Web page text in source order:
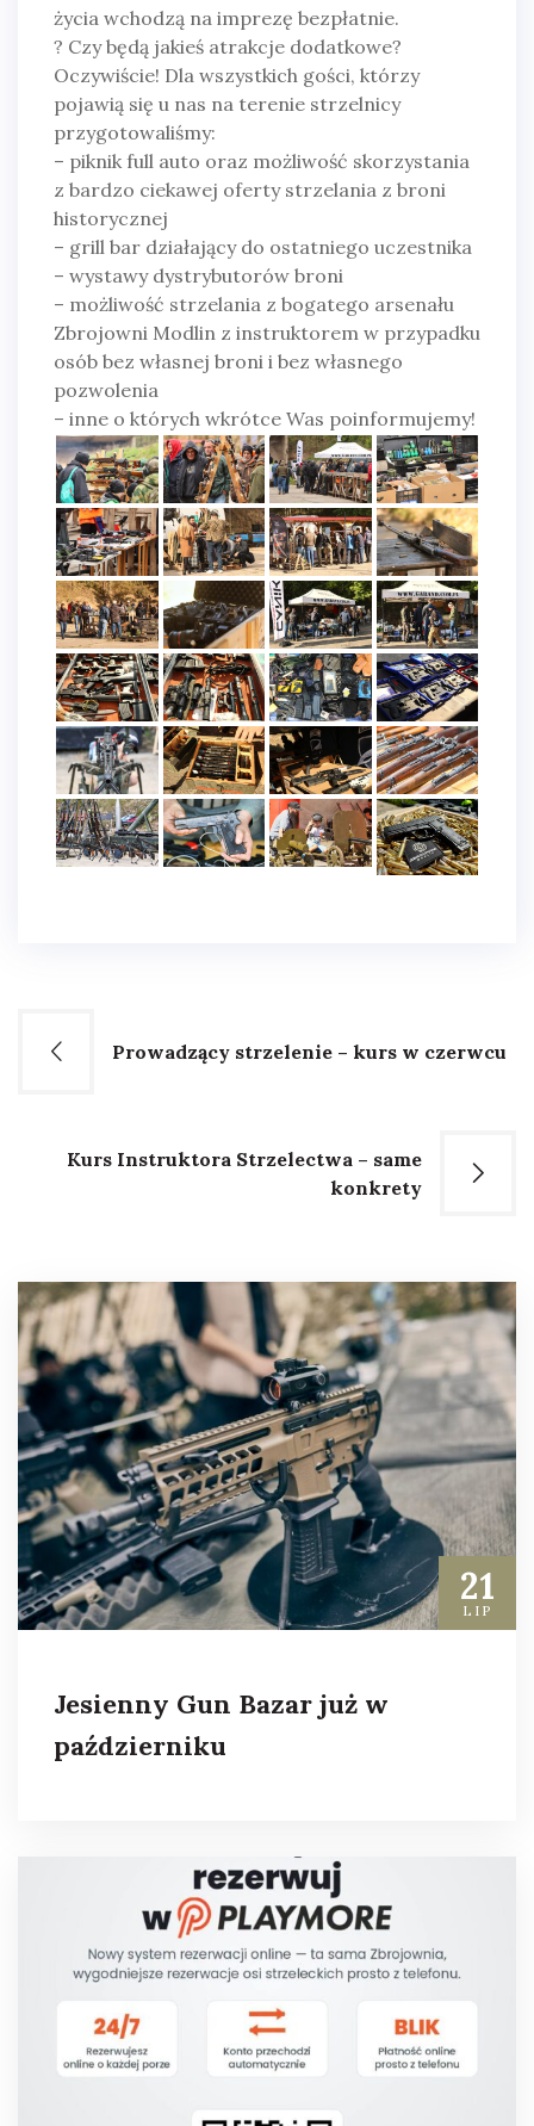
życia wchodzą na imprezę bezpłatnie.
? Czy będą jakieś atrakcje dodatkowe?
Oczywiście! Dla wszystkich gości, którzy
pojawią się u nas na terenie strzelnicy
przygotowaliśmy:
– piknik full auto oraz możliwość skorzystania
z bardzo ciekawej oferty strzelania z broni
historycznej
– grill bar działający do ostatniego uczestnika
– wystawy dystrybutorów broni
– możliwość strzelania z bogatego arsenału
Zbrojowni Modlin z instruktorem w przypadku
osób bez własnej broni i bez własnego
pozwolenia
– inne o których wkrótce Was poinformujemy!
Nawigacja
Prowadzący strzelenie – kurs w czerwcu
Kurs Instruktora Strzelectwa – same
konkrety
21
LIP
Jesienny Gun Bazar już w
październiku